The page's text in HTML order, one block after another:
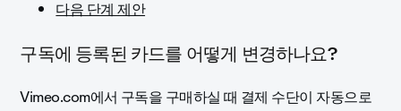
다음 단계 제안
구독에 등록된 카드를 어떻게 변경하나요?
Vimeo.com에서 구독을 구매하실 때 결제 수단이 자동으로